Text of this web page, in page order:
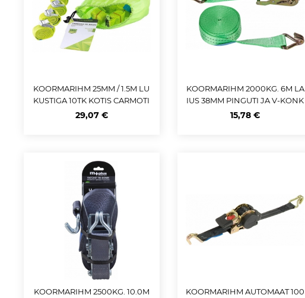
KOORMARIHM 25MM / 1.5M LU
KUSTIGA 10TK KOTIS CARMOTI
ON
29,07 €
KOORMARIHM 2000KG. 6M LA
IUS 38MM PINGUTI JA V-KONK
SUDEGA M+
15,78 €
KOORMARIHM 2500KG. 10.0M
KOORMARIHM AUTOMAAT 100